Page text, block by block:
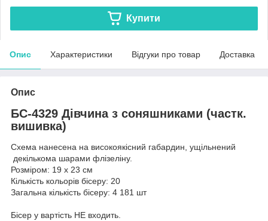
Купити
Опис Характеристики Відгуки про товар Доставка
Опис
БС-4329 Дівчина з соняшниками (частк.
вишивка)
Схема нанесена на високоякісний габардин, ущільнений
декількома шарами флізеліну.
Розміром: 19 х 23 см
Кількість кольорів бісеру: 20
Загальна кількість бісеру: 4 181 шт
Бісер у вартість НЕ входить.